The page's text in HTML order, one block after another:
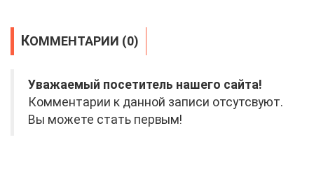
КОММЕНТАРИИ (0)
Уважаемый посетитель нашего сайта!
Комментарии к данной записи отсутсвуют.
Вы можете стать первым!